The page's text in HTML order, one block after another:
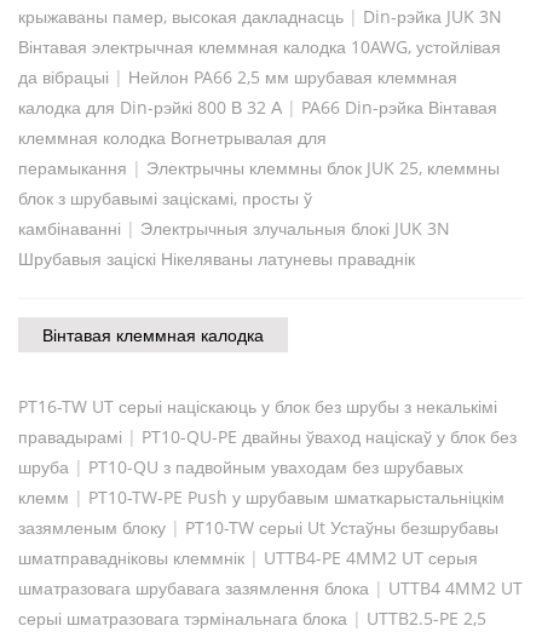
крыжаваны памер, высокая дакладнасць | Din-рэйка JUK 3N
Вінтавая электрычная клеммная калодка 10AWG, устойлівая
да вібрацыі | Нейлон PA66 2,5 мм шрубавая клеммная
калодка для Din-рэйкі 800 В 32 А | PA66 Din-рэйка Вінтавая
клеммная колодка Вогнетрывалая для
перамыкання | Электрычны клеммны блок JUK 25, клеммны
блок з шрубавымі заціскамі, просты ў
камбінаванні | Электрычныя злучальныя блокі JUK 3N
Шрубавыя заціскі Нікеляваны латуневы праваднік
Вінтавая клеммная калодка
PT16-TW UT серыі націскаюць у блок без шрубы з некалькімі
правадырамі | PT10-QU-PE двайны ўваход націскаў у блок без
шруба | PT10-QU з падвойным уваходам без шрубавых
клемм | PT10-TW-PE Push у шрубавым шматкарыстальніцкім
зазямленым блоку | PT10-TW серыі Ut Устаўны безшрубавы
шматправадніковы клеммнік | UTTB4-PE 4MM2 UT серыя
шматразовага шрубавага зазямлення блока | UTTB4 4MM2 UT
серыі шматразовага тэрмінальнага блока | UTTB2.5-PE 2,5